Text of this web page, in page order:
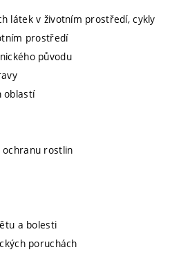
látek v životním prostředí, cykly
prostředí
původu
oblastí
ochranu rostlin
a bolesti
poruchách